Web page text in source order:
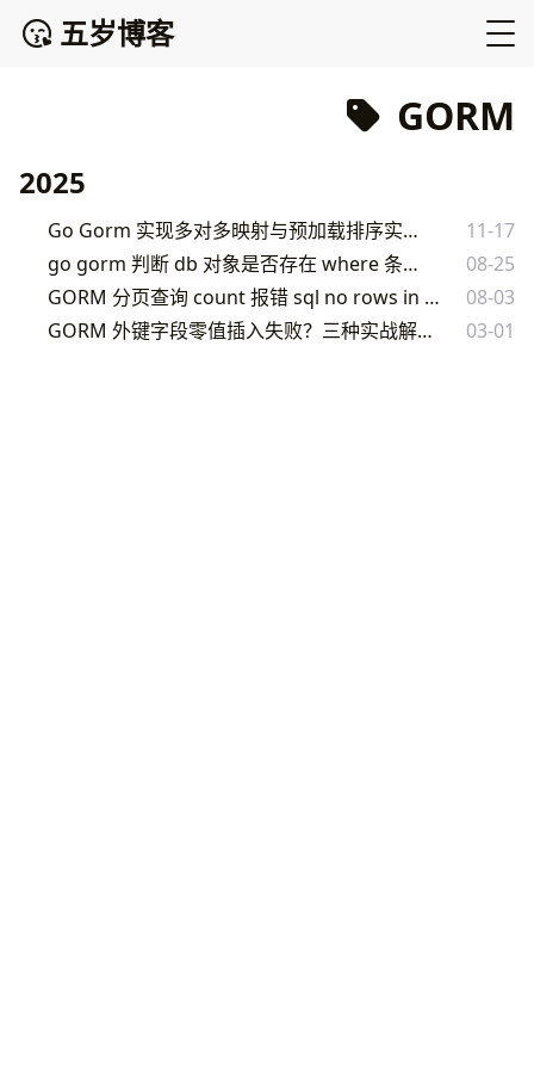
五岁博客
GORM
2025
Go Gorm 实现多对多映射与预加载排序实战
11-17
go gorm 判断 db 对象是否存在 where 条件
08-25
GORM 分页查询 count 报错 sql no rows in result set 解决方案
08-03
GORM 外键字段零值插入失败？三种实战解决方案详解
03-01